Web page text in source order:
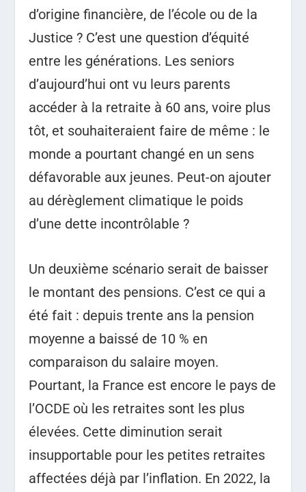
d’origine financière, de l’école ou de la
Justice ? C’est une question d’équité
entre les générations. Les seniors
d’aujourd’hui ont vu leurs parents
accéder à la retraite à 60 ans, voire plus
tôt, et souhaiteraient faire de même : le
monde a pourtant changé en un sens
défavorable aux jeunes. Peut-on ajouter
au dérèglement climatique le poids
d’une dette incontrôlable ?
Un deuxième scénario serait de baisser
le montant des pensions. C’est ce qui a
été fait : depuis trente ans la pension
moyenne a baissé de 10 % en
comparaison du salaire moyen.
Pourtant, la France est encore le pays de
l’OCDE où les retraites sont les plus
élevées. Cette diminution serait
insupportable pour les petites retraites
affectées déjà par l’inflation. En 2022, la